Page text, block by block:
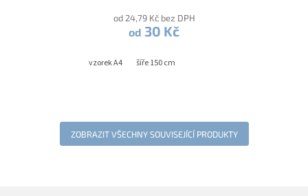
od 24,79 Kč bez DPH
od 30 Kč
vzorek A4 šíře 150 cm
ZOBRAZIT VŠECHNY SOUVISEJÍCÍ PRODUKTY